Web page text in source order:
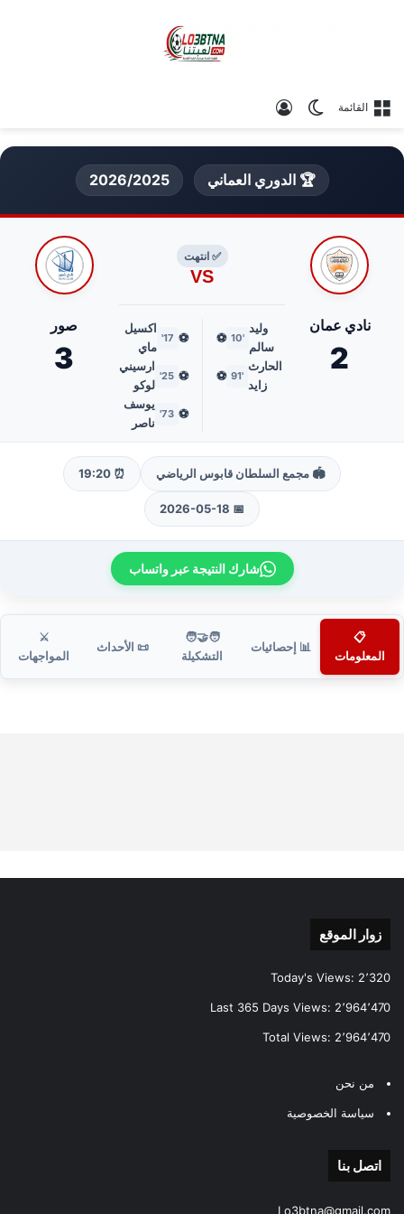
القائمة الوضع المظلم
🏆 الدوري العماني 2026/2025
نادي عمان
2
✅ انتهت
VS
وليد
سالم
'10
⚽
الحارث
زايد
'91
⚽
⚽
17'
اكسيل
ماي
⚽
25'
ارسيني
لوكو
⚽
73'
يوسف
ناصر
صور
3
🏟️ مجمع السلطان قابوس الرياضي ⏰ 19:20
📅 2026-05-18
شارك النتيجة عبر واتساب
📋
المعلومات
📊 إحصائيات
🧑‍🤝‍🧑
التشكيلة
📜 الأحداث
⚔️
المواجهات
زوار الموقع
Today's Views: 2٬320
Last 365 Days Views: 2٬964٬470
Total Views: 2٬964٬470
من نحن
سياسة الخصوصية
اتصل بنا
Lo3btna@gmail.com